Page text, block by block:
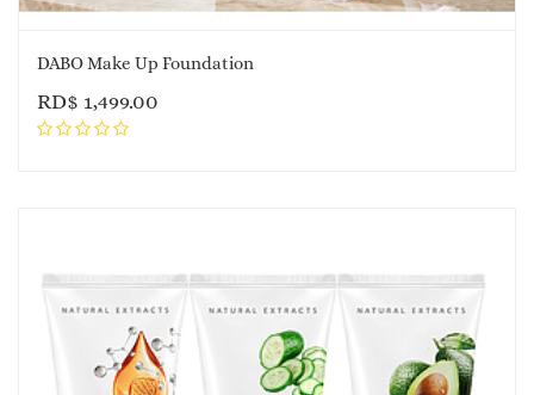
DABO Make Up Foundation
RD$ 1,499.00